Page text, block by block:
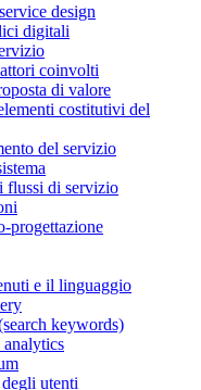
design
digitali
coinvolti
di valore
costitutivi del
del servizio
flussi di servizio
progettazione
e il linguaggio
keywords)
analytics
utenti